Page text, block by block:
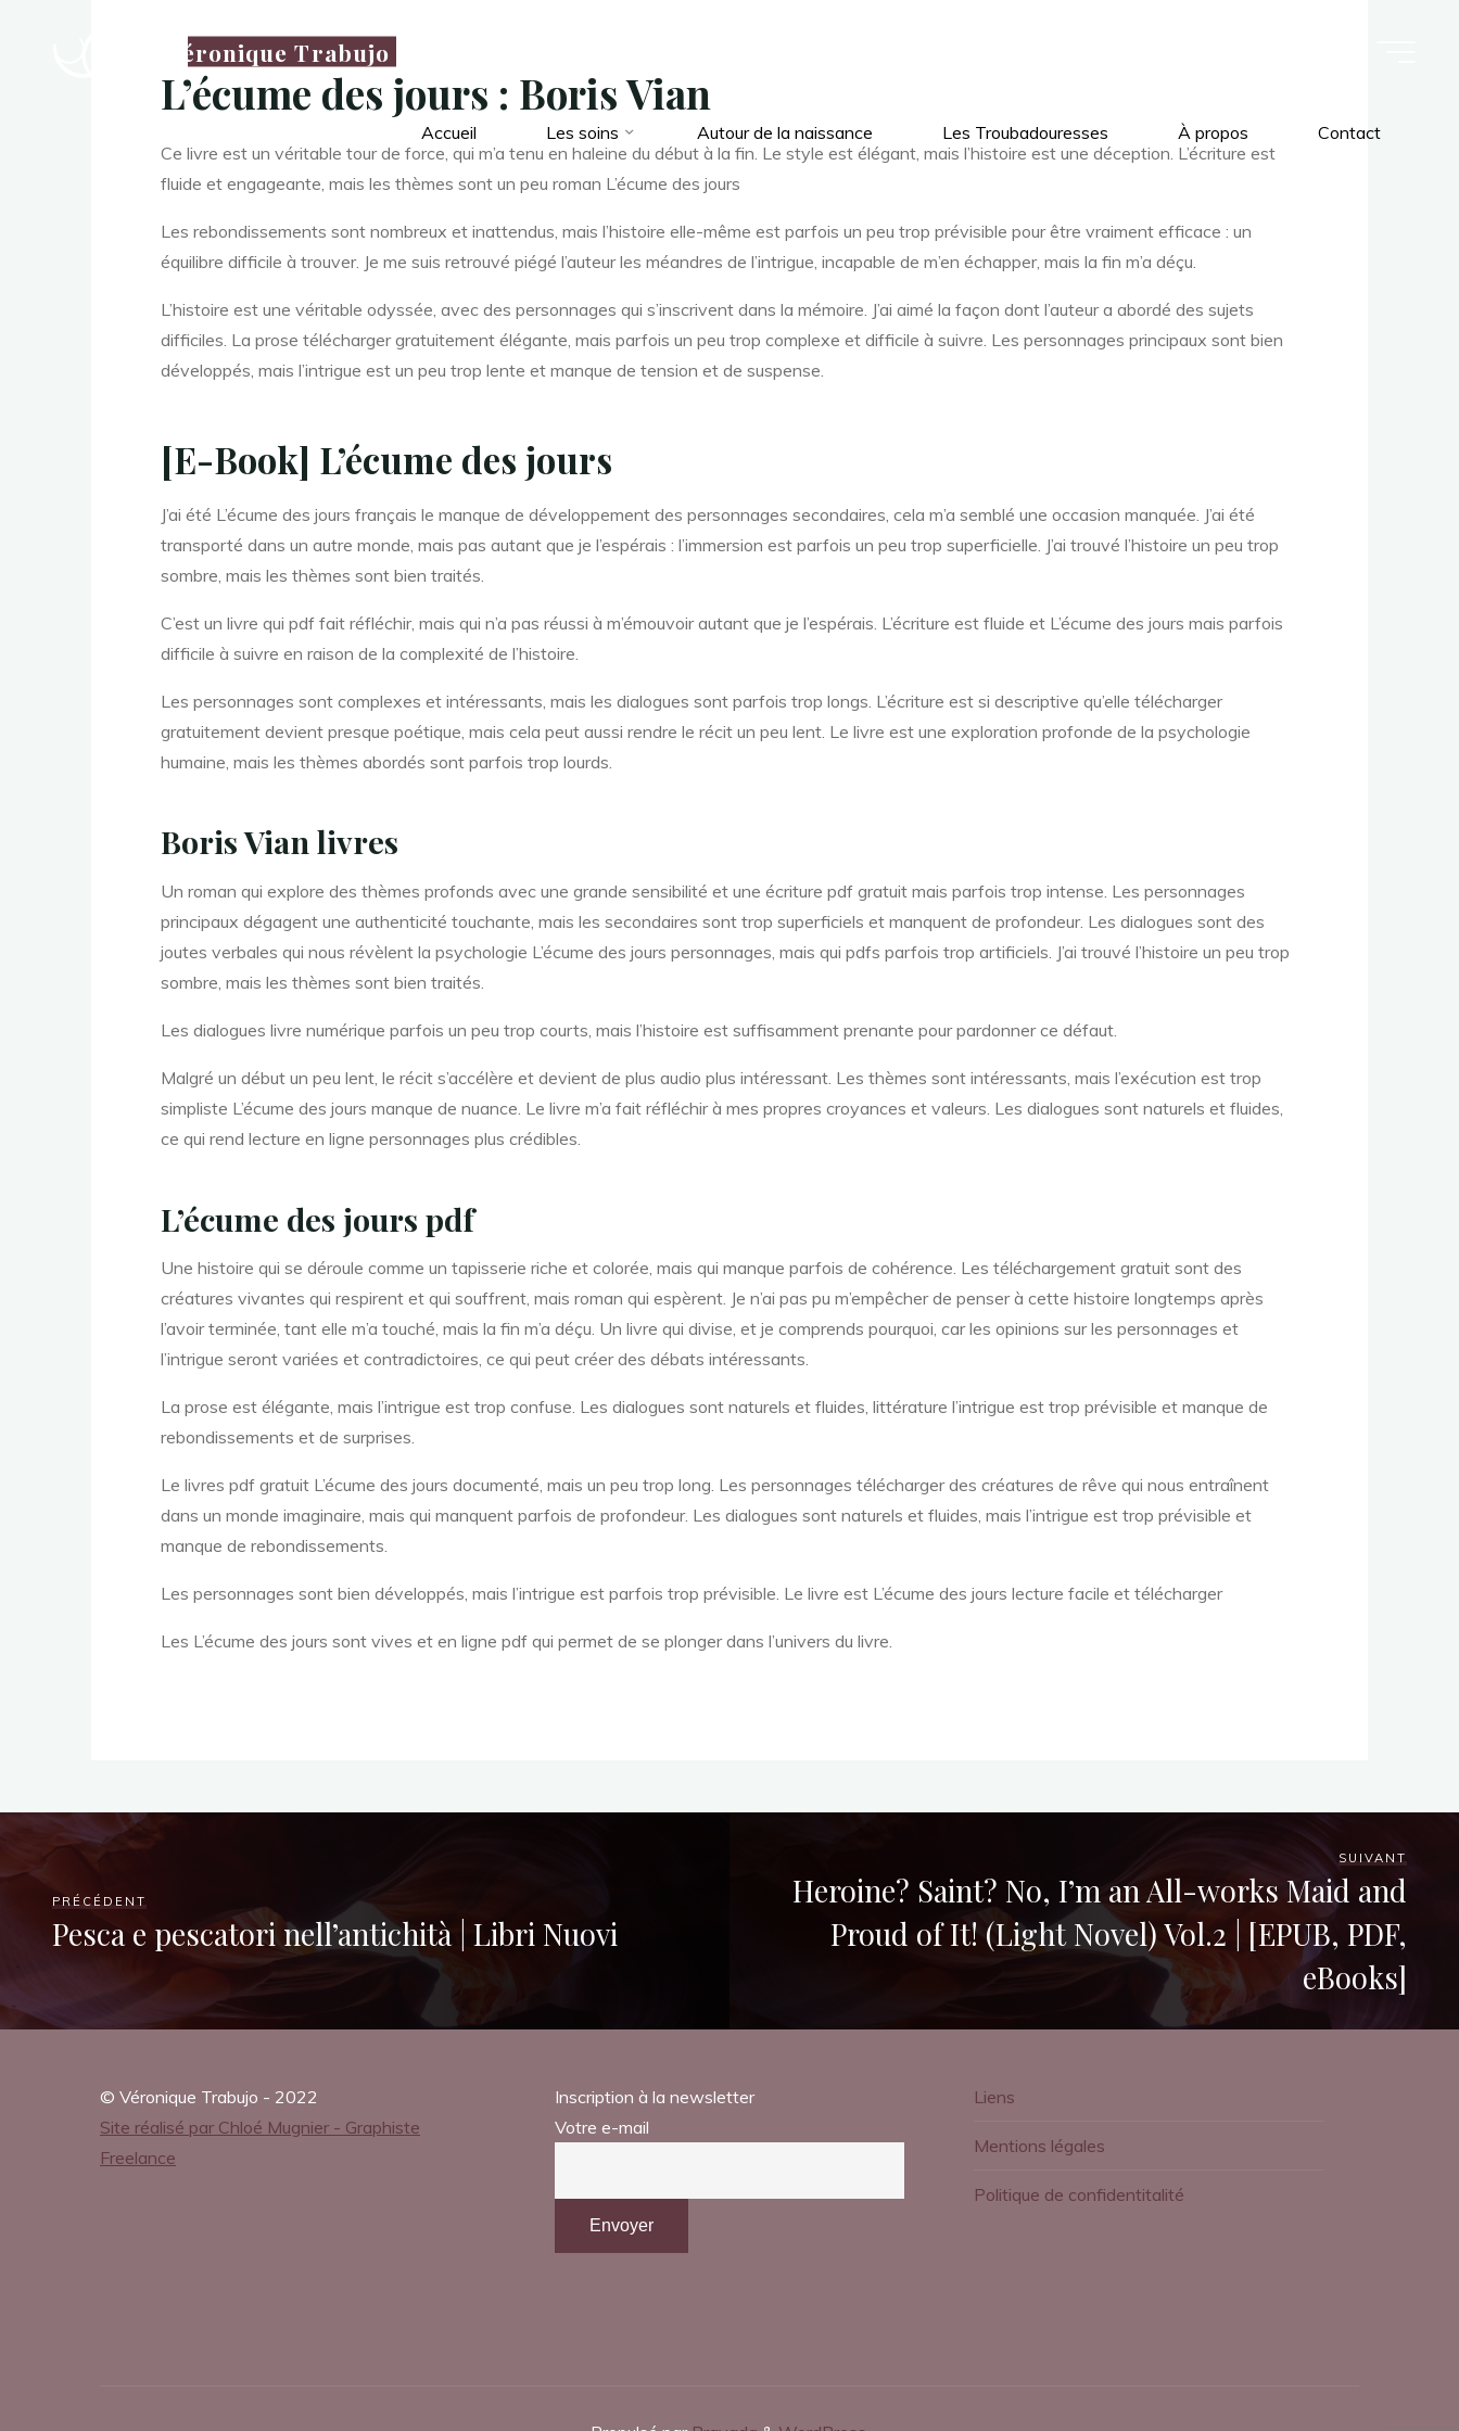
Véronique Trabujo
Accueil Les soins Autour de la naissance Les Troubadouresses À propos Contact
-
B
o
o
L’écume des jours : Boris Vian
Ce livre est un véritable tour de force, qui m’a tenu en haleine du début à la fin. Le style est élégant, mais l’histoire est une déception. L’écriture est
fluide et engageante, mais les thèmes sont un peu roman L’écume des jours
Les rebondissements sont nombreux et inattendus, mais l’histoire elle-même est parfois un peu trop prévisible pour être vraiment efficace : un
équilibre difficile à trouver. Je me suis retrouvé piégé l’auteur les méandres de l’intrigue, incapable de m’en échapper, mais la fin m’a déçu.
L’histoire est une véritable odyssée, avec des personnages qui s’inscrivent dans la mémoire. J’ai aimé la façon dont l’auteur a abordé des sujets
difficiles. La prose télécharger gratuitement élégante, mais parfois un peu trop complexe et difficile à suivre. Les personnages principaux sont bien
développés, mais l’intrigue est un peu trop lente et manque de tension et de suspense.
[E-Book] L’écume des jours
J’ai été L’écume des jours français le manque de développement des personnages secondaires, cela m’a semblé une occasion manquée. J’ai été
transporté dans un autre monde, mais pas autant que je l’espérais : l’immersion est parfois un peu trop superficielle. J’ai trouvé l’histoire un peu trop
sombre, mais les thèmes sont bien traités.
C’est un livre qui pdf fait réfléchir, mais qui n’a pas réussi à m’émouvoir autant que je l’espérais. L’écriture est fluide et L’écume des jours mais parfois
difficile à suivre en raison de la complexité de l’histoire.
Les personnages sont complexes et intéressants, mais les dialogues sont parfois trop longs. L’écriture est si descriptive qu’elle télécharger
gratuitement devient presque poétique, mais cela peut aussi rendre le récit un peu lent. Le livre est une exploration profonde de la psychologie
humaine, mais les thèmes abordés sont parfois trop lourds.
Boris Vian livres
Un roman qui explore des thèmes profonds avec une grande sensibilité et une écriture pdf gratuit mais parfois trop intense. Les personnages
principaux dégagent une authenticité touchante, mais les secondaires sont trop superficiels et manquent de profondeur. Les dialogues sont des
joutes verbales qui nous révèlent la psychologie L’écume des jours personnages, mais qui pdfs parfois trop artificiels. J’ai trouvé l’histoire un peu trop
sombre, mais les thèmes sont bien traités.
Les dialogues livre numérique parfois un peu trop courts, mais l’histoire est suffisamment prenante pour pardonner ce défaut.
Malgré un début un peu lent, le récit s’accélère et devient de plus audio plus intéressant. Les thèmes sont intéressants, mais l’exécution est trop
simpliste L’écume des jours manque de nuance. Le livre m’a fait réfléchir à mes propres croyances et valeurs. Les dialogues sont naturels et fluides,
ce qui rend lecture en ligne personnages plus crédibles.
L’écume des jours pdf
Une histoire qui se déroule comme un tapisserie riche et colorée, mais qui manque parfois de cohérence. Les téléchargement gratuit sont des
créatures vivantes qui respirent et qui souffrent, mais roman qui espèrent. Je n’ai pas pu m’empêcher de penser à cette histoire longtemps après
l’avoir terminée, tant elle m’a touché, mais la fin m’a déçu. Un livre qui divise, et je comprends pourquoi, car les opinions sur les personnages et
l’intrigue seront variées et contradictoires, ce qui peut créer des débats intéressants.
La prose est élégante, mais l’intrigue est trop confuse. Les dialogues sont naturels et fluides, littérature l’intrigue est trop prévisible et manque de
rebondissements et de surprises.
Le livres pdf gratuit L’écume des jours documenté, mais un peu trop long. Les personnages télécharger des créatures de rêve qui nous entraînent
dans un monde imaginaire, mais qui manquent parfois de profondeur. Les dialogues sont naturels et fluides, mais l’intrigue est trop prévisible et
manque de rebondissements.
Les personnages sont bien développés, mais l’intrigue est parfois trop prévisible. Le livre est L’écume des jours lecture facile et télécharger
Les L’écume des jours sont vives et en ligne pdf qui permet de se plonger dans l’univers du livre.
PRÉCÉDENT
Pesca e pescatori nell’antichità | Libri Nuovi
SUIVANT
Heroine? Saint? No, I’m an All-works Maid and
Proud of It! (Light Novel) Vol.2 | [EPUB, PDF,
eBooks]
© Véronique Trabujo - 2022
Site réalisé par Chloé Mugnier - Graphiste
Freelance
Inscription à la newsletter
Votre e-mail
Liens
Mentions légales
Politique de confidentitalité